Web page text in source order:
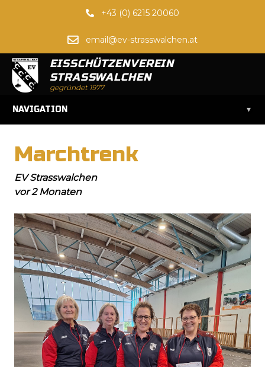
+43 (0) 6215 20060
email@ev-strasswalchen.at
EISSCHÜTZENVEREIN
STRASSWALCHEN
gegründet 1977
NAVIGATION ▾
Marchtrenk
EV Strasswalchen
vor 2 Monaten